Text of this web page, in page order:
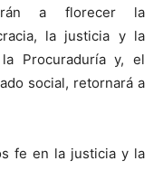
a florecer la
la justicia y la
Procuraduría y, el
social, retornará a
fe en la justicia y la